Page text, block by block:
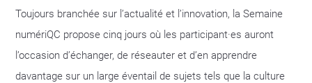
Toujours branchée sur l’actualité et l’innovation, la Semaine
numériQC propose cinq jours où les participant·es auront
l’occasion d’échanger, de réseauter et d’en apprendre
davantage sur un large éventail de sujets tels que la culture